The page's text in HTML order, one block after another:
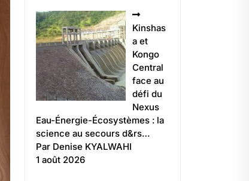
Kinshas
a et
Kongo
Central
face au
défi du
Nexus
Eau-Énergie-Écosystèmes : la
science au secours d&rs…
Par Denise KYALWAHI
1 août 2026